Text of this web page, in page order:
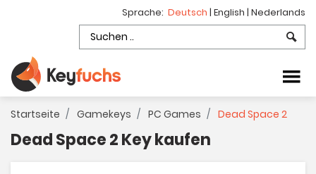
Sprache: Deutsch | English | Nederlands
Startseite Gamekeys PC Games Dead Space 2
Dead Space 2 Key kaufen